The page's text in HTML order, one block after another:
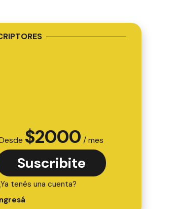
$2000 / mes
Suscribite
tenés una cuenta?